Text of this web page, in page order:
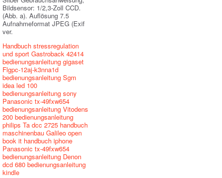
Bildsensor: 1/2,3-Zoll CCD.
(Abb. a). Auflösung 7.5
Aufnahmeformat JPEG (Exif
ver.
Handbuch stressregulation
und sport Gastroback 42414
bedienungsanleitung gigaset
Flgpc-12aj-k3nna1d
bedienungsanleitung Sgm
idea led 100
bedienungsanleitung sony
Panasonic tx-49fxw654
bedienungsanleitung Vitodens
200 bedienungsanleitung
philips Ta dcc 2725 handbuch
maschinenbau Galileo open
book it handbuch iphone
Panasonic tx-49fxw654
bedienungsanleitung Denon
dcd 680 bedienungsanleitung
kindle